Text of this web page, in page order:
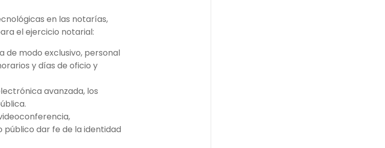
en las notarías,
el ejercicio notarial:
de modo exclusivo, personal
y días de oficio y
avanzada, los
público dar fe de la identidad